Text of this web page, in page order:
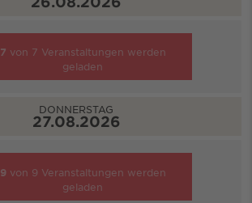
7 von 7 Veranstaltungen werden
geladen
DONNERSTAG
27.08.2026
9 von 9 Veranstaltungen werden
geladen